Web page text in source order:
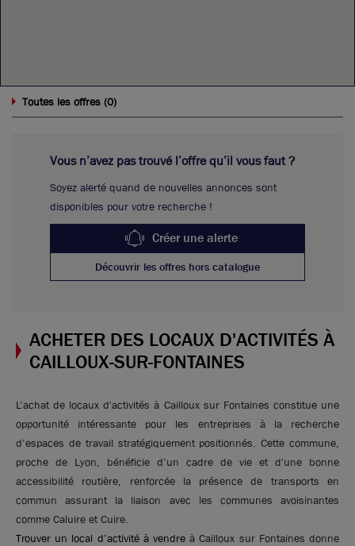
Toutes les offres (0)
Vous n’avez pas trouvé l’offre qu’il vous faut ?
Soyez alerté quand de nouvelles annonces sont
disponibles pour votre recherche !
Créer une alerte
Découvrir les offres hors catalogue
ACHETER DES LOCAUX D'ACTIVITÉS À
CAILLOUX-SUR-FONTAINES
L’achat de locaux d'activités à Cailloux sur Fontaines constitue une
opportunité intéressante pour les entreprises à la recherche
d’espaces de travail stratégiquement positionnés. Cette commune,
proche de Lyon, bénéficie d’un cadre de vie et d'une bonne
accessibilité routière, renforcée la présence de transports en
commun assurant la liaison avec les communes avoisinantes
comme Caluire et Cuire.
Trouver un local d’activité à vendre à Cailloux sur Fontaines donne